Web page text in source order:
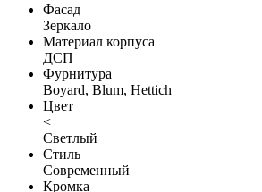
Фасад
Зеркало
Материал корпуса
ДСП
Фурнитура
Boyard, Blum, Hettich
Цвет
<
Светлый
Стиль
Современный
Кромка